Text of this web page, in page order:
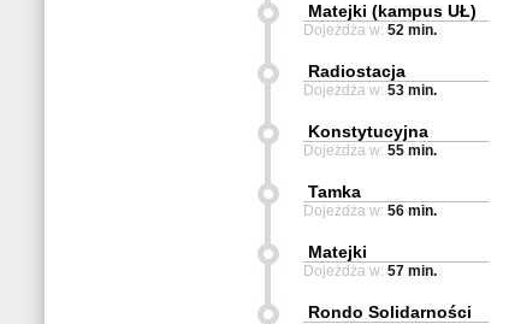
Matejki (kampus UŁ)
Dojeżdża w: 52 min.
Radiostacja
Dojeżdża w: 53 min.
Konstytucyjna
Dojeżdża w: 55 min.
Tamka
Dojeżdża w: 56 min.
Matejki
Dojeżdża w: 57 min.
Rondo Solidarności